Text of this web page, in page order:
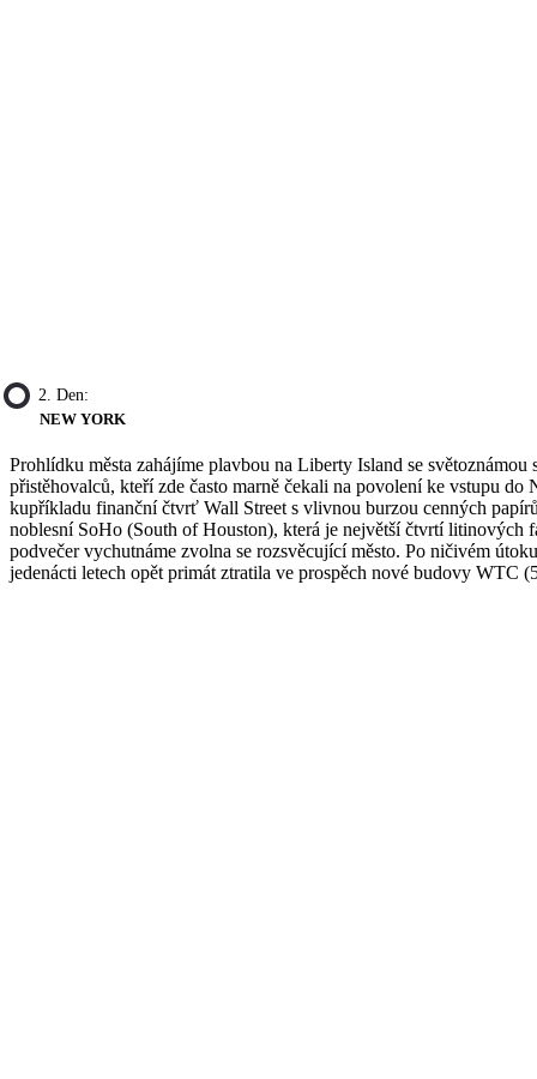
2. Den:
NEW YORK
Prohlídku města zahájíme plavbou na Liberty Island se
přistěhovalců, kteří zde často marně čekali na povolení ke vstupu
kupříkladu finanční čtvrť Wall Street s vlivnou burzou cenných
noblesní SoHo (South of Houston), která je největší čtvrtí litinových
podvečer vychutnáme zvolna se rozsvěcující město. Po ničivém
jedenácti letech opět primát ztratila ve prospěch nové budovy WTC